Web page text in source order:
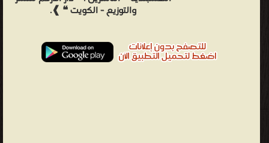
والتوزيع - الكويت ❝ ❱.